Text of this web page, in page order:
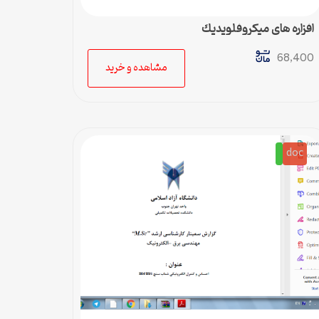
افزاره هاي ميكروفلويديك
68,400
مشاهده و خرید
doc